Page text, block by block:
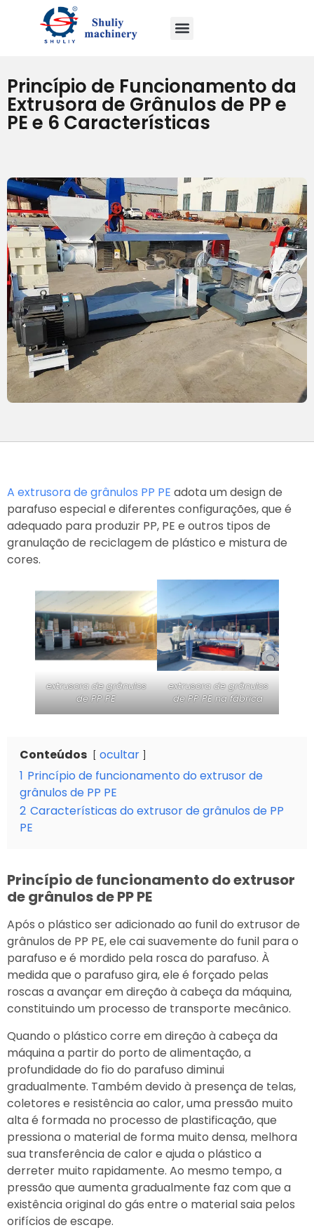
Princípio de Funcionamento da
Extrusora de Grânulos de PP e
PE e 6 Características
A extrusora de grânulos PP PE adota um design de
parafuso especial e diferentes configurações, que é
adequado para produzir PP, PE e outros tipos de
granulação de reciclagem de plástico e mistura de
cores.
extrusora de grânulos
de PP PE
extrusora de grânulos
de PP PE na fábrica
Conteúdos
ocultar
1 Princípio de funcionamento do extrusor de
grânulos de PP PE
2 Características do extrusor de grânulos de PP
PE
Princípio de funcionamento do extrusor
de grânulos de PP PE
Após o plástico ser adicionado ao funil do extrusor de
grânulos de PP PE, ele cai suavemente do funil para o
parafuso e é mordido pela rosca do parafuso. À
medida que o parafuso gira, ele é forçado pelas
roscas a avançar em direção à cabeça da máquina,
constituindo um processo de transporte mecânico.
Quando o plástico corre em direção à cabeça da
máquina a partir do porto de alimentação, a
profundidade do fio do parafuso diminui
gradualmente. Também devido à presença de telas,
coletores e resistência ao calor, uma pressão muito
alta é formada no processo de plastificação, que
pressiona o material de forma muito densa, melhora
sua transferência de calor e ajuda o plástico a
derreter muito rapidamente. Ao mesmo tempo, a
pressão que aumenta gradualmente faz com que a
existência original do gás entre o material saia pelos
orifícios de escape.